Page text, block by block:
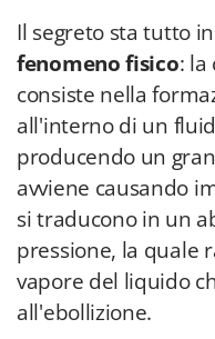
Il segreto sta tutto
fenomeno fisico: la
consiste nella
all'interno di un
producendo un
avviene causando
si traducono in un
pressione, la quale
vapore del liquido
all'ebollizione.